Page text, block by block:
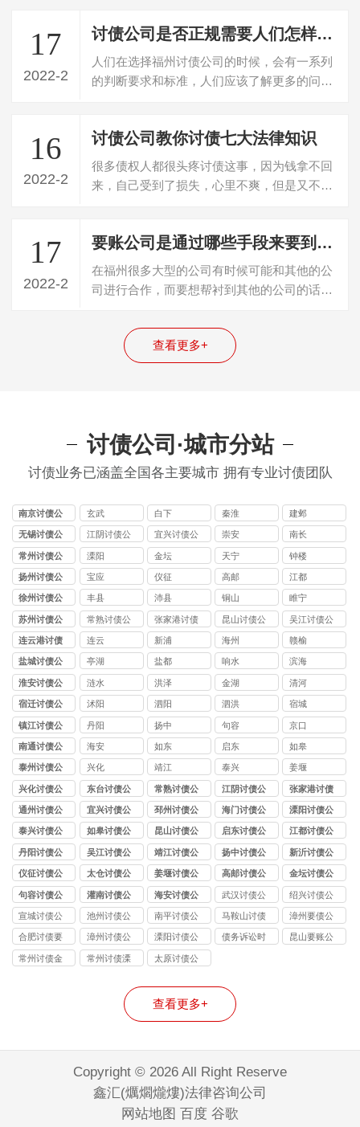
17
2022-2
讨债公司是否正规需要人们怎样进行判断
人们在选择福州讨债公司的时候，会有一系列
的判断要求和标准，人们应该了解更多的问
16
2022-2
讨债公司教你讨债七大法律知识
很多债权人都很头疼讨债这事，因为钱拿不回
来，自己受到了损失，心里不爽，但是又不想
17
2022-2
要账公司是通过哪些手段来要到账的？
在福州很多大型的公司有时候可能和其他的公
司进行合作，而要想帮衬到其他的公司的话，
查看更多+
讨债公司·城市分站
讨债业务已涵盖全国各主要城市 拥有专业讨债团队
南京讨债公
司
玄武 白下 秦淮 建邺
无锡讨债公
司
江阴讨债公
司
宜兴讨债公
司
崇安 南长
常州讨债公
司
溧阳 金坛 天宁 钟楼
扬州讨债公
司
宝应 仪征 高邮 江都
徐州讨债公
司
丰县 沛县 铜山 睢宁
苏州讨债公
司
常熟讨债公
司
张家港讨债
公司
昆山讨债公
司
吴江讨债公
司
连云港讨债
公司
连云 新浦 海州 赣榆
盐城讨债公
司
亭湖 盐都 响水 滨海
淮安讨债公
司
涟水 洪泽 金湖 清河
宿迁讨债公
司
沭阳 泗阳 泗洪 宿城
镇江讨债公
司
丹阳 扬中 句容 京口
南通讨债公
司
海安 如东 启东 如皋
泰州讨债公
司
兴化 靖江 泰兴 姜堰
兴化讨债公
司
东台讨债公
司
常熟讨债公
司
江阴讨债公
司
张家港讨债
公司
通州讨债公
司
宜兴讨债公
司
邳州讨债公
司
海门讨债公
司
溧阳讨债公
司
泰兴讨债公
司
如皋讨债公
司
昆山讨债公
司
启东讨债公
司
江都讨债公
司
丹阳讨债公
司
吴江讨债公
司
靖江讨债公
司
扬中讨债公
司
新沂讨债公
司
仪征讨债公
司
太仓讨债公
司
姜堰讨债公
司
高邮讨债公
司
金坛讨债公
司
句容讨债公
司
灌南讨债公
司
海安讨债公
司
武汉讨债公
司
绍兴讨债公
司
宣城讨债公
司
池州讨债公
司
南平讨债公
司
马鞍山讨债
公司
漳州要债公
司
合肥讨债要
账公司
漳州讨债公
司
溧阳讨债公
司
债务诉讼时
昆山要账公
常州讨债金
常州讨债溧
太原讨债公
查看更多+
Copyright © 2026 All Right Reserve
鑫汇(爄爓爖熡)法律咨询公司
网站地图
百度 谷歌